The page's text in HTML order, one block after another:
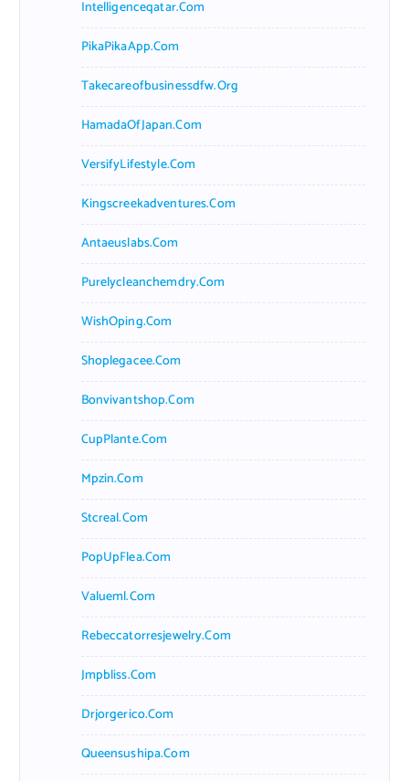
Intelligenceqatar.com
PikaPikaApp.com
Takecareofbusinessdfw.org
HamadaOfJapan.com
VersifyLifestyle.com
Kingscreekadventures.com
Antaeuslabs.com
Purelycleanchemdry.com
WishOping.com
Shoplegacee.com
Bonvivantshop.com
CupPlante.com
Mpzin.com
Stcreal.com
PopUpFlea.com
Valueml.com
Rebeccatorresjewelry.com
Jmpbliss.com
Drjorgerico.com
Queensushipa.com